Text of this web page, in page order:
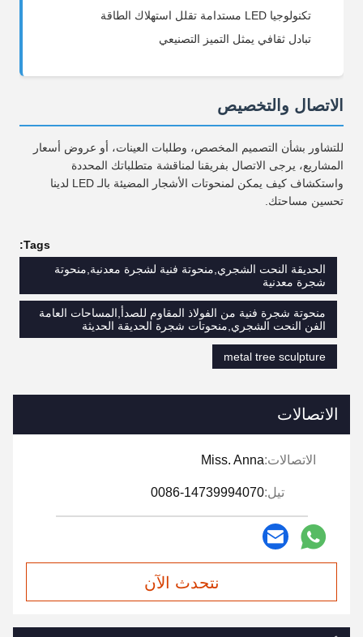
تكنولوجيا LED مستدامة تقلل استهلاك الطاقة
تبادل ثقافي يمثل التميز التصنيعي
الاتصال والتخصيص
للتشاور بشأن التصميم المخصص، وطلبات العينات، أو عروض أسعار
المشاريع، يرجى الاتصال بفريقنا لمناقشة متطلباتك المحددة
واستكشاف كيف يمكن لمنحوتات الأشجار المضيئة بالـ LED لدينا
تحسين مساحتك.
Tags:
الحديقة النحت الشجري,منحوتة فنية لشجرة معدنية,منحوتة
شجرة معدنية
منحوتة شجرة فنية من الفولاذ المقاوم للصدأ,المساحات العامة
الفن النحت الشجري,منحوتات شجرة الحديقة الحديثة
metal tree sculpture
الاتصالات
الاتصالات:Miss. Anna
تيل:0086-14739994070
نتحدث الآن